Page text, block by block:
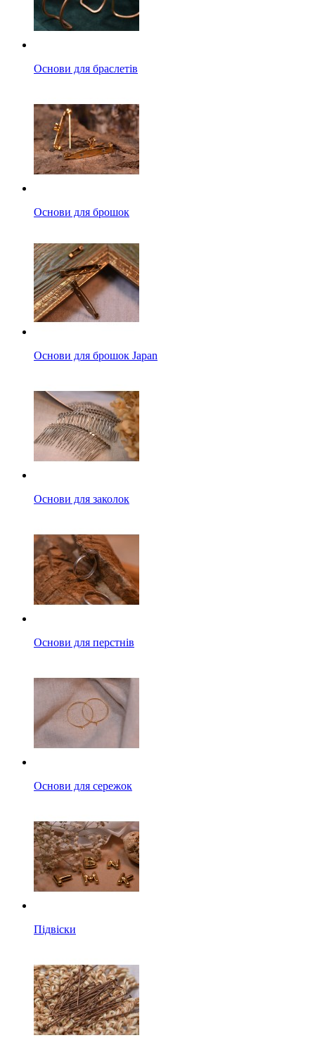
Основи для браслетів
Основи для брошок
Основи для брошок Japan
Основи для заколок
Основи для перстнів
Основи для сережок
Підвіски